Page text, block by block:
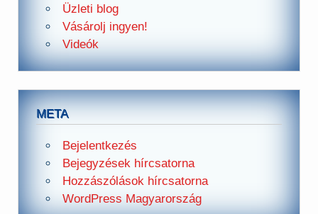
Üzleti blog
Vásárolj ingyen!
Videók
META
Bejelentkezés
Bejegyzések hírcsatorna
Hozzászólások hírcsatorna
WordPress Magyarország